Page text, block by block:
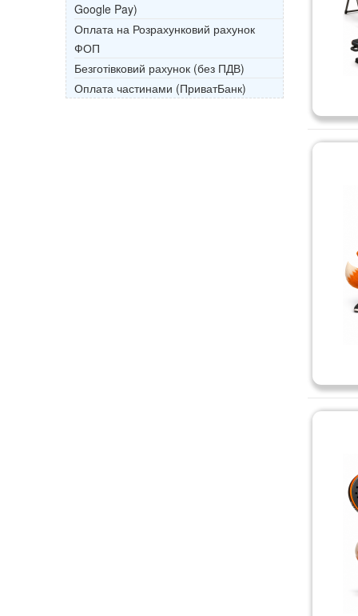
Google Pay)
Оплата на Розрахунковий рахунок
ФОП
Безготівковий рахунок (без ПДВ)
Оплата частинами (ПриватБанк)